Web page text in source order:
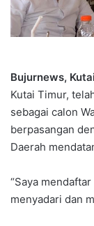
Bujurnews,
Kutai Timur,
sebagai calon
berpasangan
Daerah
“Saya
menyadari dan